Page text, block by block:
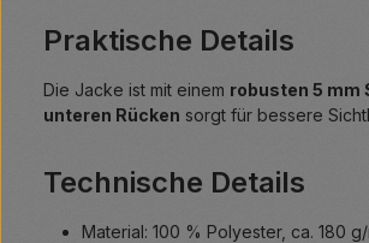
Praktische Details
Die Jacke ist mit einem robusten 5 mm
unteren Rücken sorgt für bessere
Technische Details
Material: 100 % Polyester, ca. 180 g/